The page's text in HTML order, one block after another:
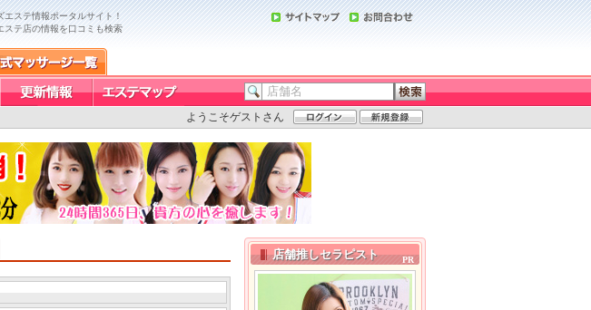
エステ情報ポータルサイト！
ステ店の情報を口コミも検索
ようこそゲストさん
店舗推しセラピスト